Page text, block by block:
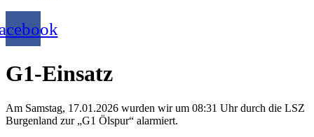
G1-Einsatz
Am Samstag, 17.01.2026 wurden wir um 08:31 Uhr durch die LSZ
Burgenland zur „G1 Ölspur“ alarmiert.